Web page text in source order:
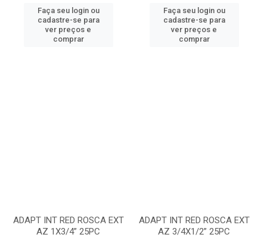
Faça seu login ou
cadastre-se para
ver preços e
comprar
Faça seu login ou
cadastre-se para
ver preços e
comprar
ADAPT INT RED ROSCA EXT
AZ 1X3/4” 25PC
ADAPT INT RED ROSCA EXT
AZ 3/4X1/2” 25PC